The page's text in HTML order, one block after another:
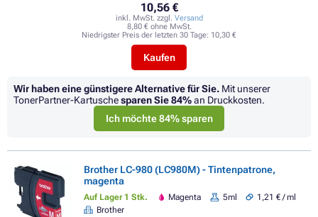
10,56 €
inkl. MwSt. zzgl. Versand
8,80 € ohne MwSt.
Niedrigster Preis der letzten 30 Tage: 10,30 €
Kaufen
Wir haben eine günstigere Alternative für Sie. Mit unserer
TonerPartner-Kartuschesparen Sie84%an Druckkosten.
Ich möchte 84% sparen
Brother LC-980 (LC980M) - Tintenpatrone,
magenta
Auf Lager 1 Stk. Magenta 5ml
1,21 € / ml
Brother